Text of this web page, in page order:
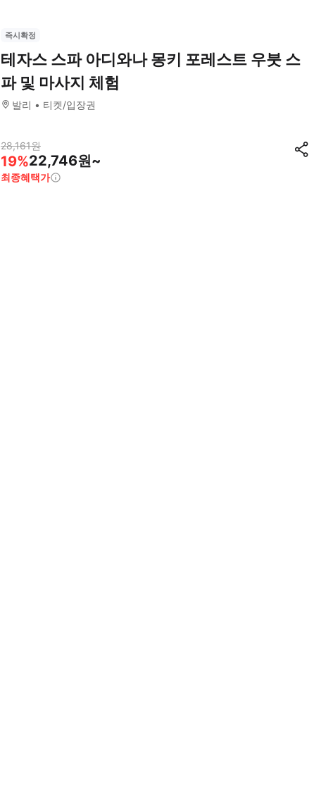
즉시확정
테자스 스파 아디와나 몽키 포레스트 우붓 스
파 및 마사지 체험
발리 티켓/입장권
28,161원
19%22,746원~
최종혜택가